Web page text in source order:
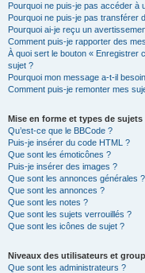
Pourquoi ne puis-je pas accéder à
Pourquoi ne puis-je pas transférer
Pourquoi ai-je reçu un
Comment puis-je rapporter des
À quoi sert le bouton « Enregistrer
sujet ?
Pourquoi mon message a-t-il
Comment puis-je remonter mes
Mise en forme et types de sujets
Qu’est-ce que le BBCode ?
Puis-je insérer du code HTML ?
Que sont les émoticônes ?
Puis-je insérer des images ?
Que sont les annonces générales ?
Que sont les annonces ?
Que sont les notes ?
Que sont les sujets verrouillés ?
Que sont les icônes de sujet ?
Niveaux des utilisateurs et
Que sont les administrateurs ?